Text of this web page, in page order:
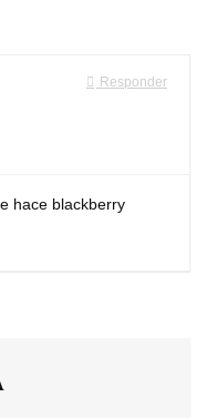
Responder
hace blackberry